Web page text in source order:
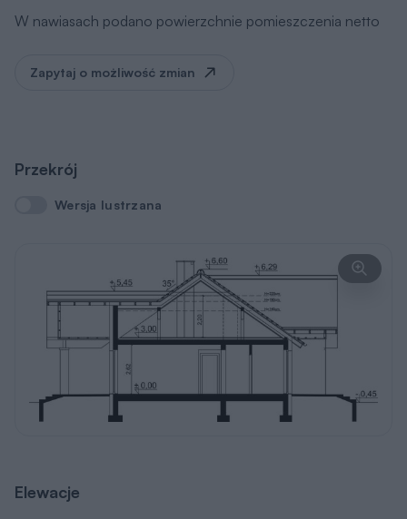
W nawiasach podano powierzchnie pomieszczenia netto
Zapytaj o możliwość zmian
Przekrój
Wersja lustrzana
Wersja lustrzana
Elewacje